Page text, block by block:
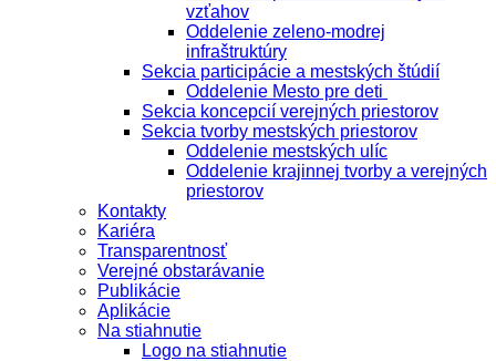
vzťahov
Oddelenie zeleno-modrej
infraštruktúry
Sekcia participácie a mestských štúdií
Oddelenie Mesto pre deti
Sekcia koncepcií verejných priestorov
Sekcia tvorby mestských priestorov
Oddelenie mestských ulíc
Oddelenie krajinnej tvorby a verejných
priestorov
Kontakty
Kariéra
Transparentnosť
Verejné obstarávanie
Publikácie
Aplikácie
Na stiahnutie
Logo na stiahnutie